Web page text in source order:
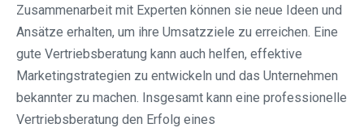
Zusammenarbeit mit Experten können sie neue Ideen und
Ansätze erhalten, um ihre Umsatzziele zu erreichen. Eine
gute Vertriebsberatung kann auch helfen, effektive
Marketingstrategien zu entwickeln und das Unternehmen
bekannter zu machen. Insgesamt kann eine professionelle
Vertriebsberatung den Erfolg eines